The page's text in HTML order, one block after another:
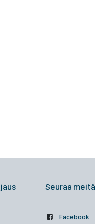
Seuraa meitä
Facebook